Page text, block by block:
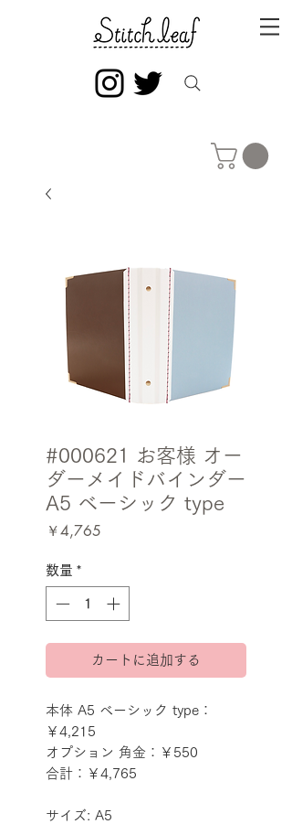
#000621 お客様 オー
ダーメイドバインダー
A5 ベーシック type
￥4,765
数量 *
カートに追加する
本体 A5 ベーシック type：
￥4,215
オプション 角金：￥550
合計：￥4,765
サイズ: A5